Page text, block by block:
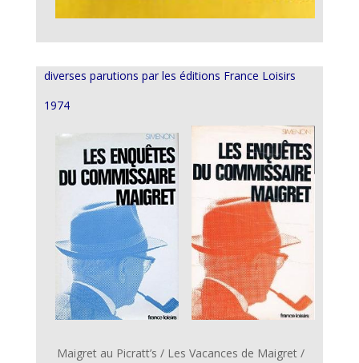
diverses parutions par les éditions France Loisirs
1974
Maigret au Picratt’s / Les Vacances de Maigret /